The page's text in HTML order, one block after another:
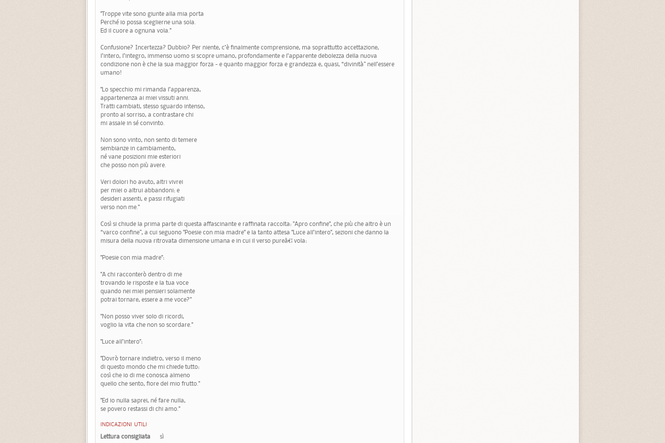
"Troppe vite sono giunte alla mia porta
Perché io possa sceglierne una sola.
Ed il cuore a ognuna vola."
Confusione? Incertezza? Dubbio? Per niente, c’è finalmente comprensione, ma soprattutto accettazione,
l’intero, l’integro, immenso uomo si scopre umano, profondamente e l’apparente debolezza della nuova
condizione non è che la sua maggior forza - e quanto maggior forza e grandezza e, quasi, “divinità” nell’essere
umano!
"Lo specchio mi rimanda l’apparenza,
appartenenza ai miei vissuti anni.
Tratti cambiati, stesso sguardo intenso,
pronto al sorriso, a contrastare chi
mi assale in sé convinto.
Non sono vinto, non sento di temere
sembianze in cambiamento,
né vane posizioni mie esteriori
che posso non più avere.
Veri dolori ho avuto, altri vivrei
per miei o altrui abbandoni: e
desideri assenti, e passi rifugiati
verso non me."
Così si chiude la prima parte di questa affascinante e raffinata raccolta: "Apro confine", che più che altro è un
“varco confine”, a cui seguono "Poesie con mia madre" e la tanto attesa "Luce all’intero", sezioni che danno la
misura della nuova ritrovata dimensione umana e in cui il verso pureâ€¦ vola:
"Poesie con mia madre":
"A chi racconterò dentro di me
trovando le risposte e la tua voce
quando nei miei pensieri solamente
potrai tornare, essere a me voce?"
"Non posso viver solo di ricordi,
voglio la vita che non so scordare."
"Luce all’intero":
"Dovrò tornare indietro, verso il meno
di questo mondo che mi chiede tutto:
così che io di me conosca almeno
quello che sento, fiore del mio frutto."
"Ed io nulla saprei, né fare nulla,
se povero restassi di chi amo."
INDICAZIONI UTILI
Lettura consigliata
sì